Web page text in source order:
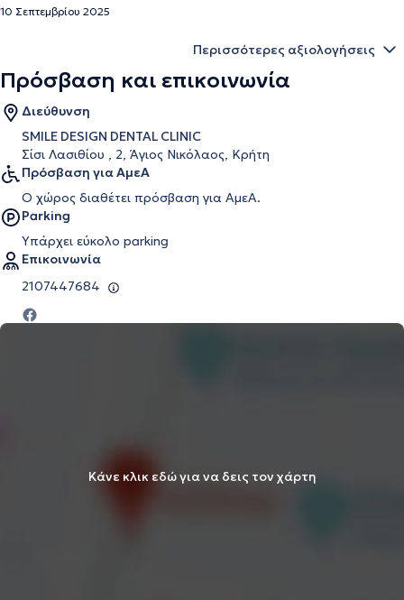
10 Σεπτεμβρίου 2025
Περισσότερες αξιολογήσεις
Πρόσβαση και επικοινωνία
Διεύθυνση
SMILE DESIGN DENTAL CLINIC
Σίσι Λασιθίου , 2, Άγιος Νικόλαος, Κρήτη
Πρόσβαση για ΑμεΑ
Ο χώρος διαθέτει πρόσβαση για ΑμεΑ.
Parking
Υπάρχει εύκολο parking
Επικοινωνία
2107447684
Κάνε κλικ εδώ για να δεις τον χάρτη